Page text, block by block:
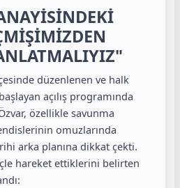
düzenlenen ve halk
açılış programında
özellikle savunma
omuzlarında
arka planına dikkat çekti.
hareket ettiklerini belirten